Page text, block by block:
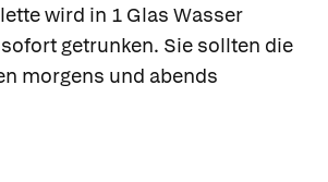
wird in 1 Glas Wasser
getrunken. Sie sollten die
morgens und abends